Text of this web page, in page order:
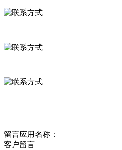
留言应用名称：
客户留言